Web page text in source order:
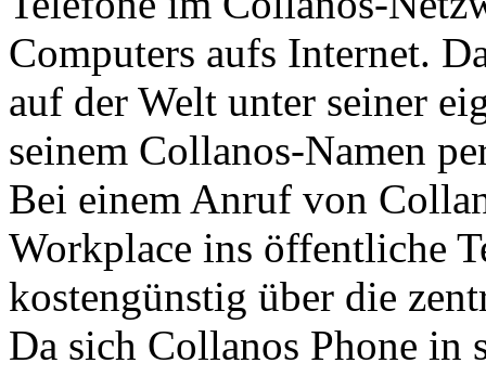
Computers aufs Internet.
auf der Welt unter seiner
seinem Collanos-Namen
Bei einem Anruf von
Workplace ins öffentliche
kostengünstig über die
Da sich Collanos Phone in